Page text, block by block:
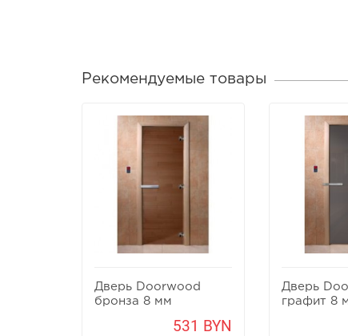
Рекомендуемые товары
Дверь Doorwood
бронза 8 мм
531 BYN
Дверь
графит 8